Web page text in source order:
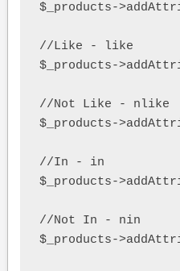
$_products-
//Like - like
$_products-
//Not Like - nlike
$_products-
//In - in
$_products-
//Not In - nin
$_products-